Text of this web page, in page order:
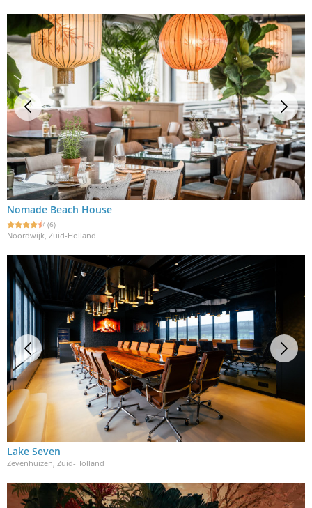
Nomade Beach House
(6)
Noordwijk, Zuid-Holland
Lake Seven
Zevenhuizen, Zuid-Holland